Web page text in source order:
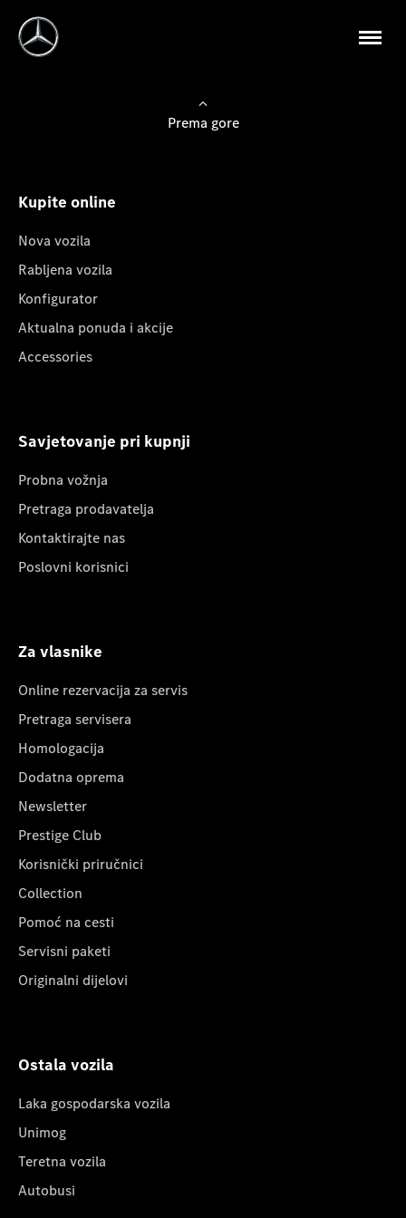
Prema gore
Kupite online
Nova vozila
Rabljena vozila
Konfigurator
Aktualna ponuda i akcije
Accessories
Savjetovanje pri kupnji
Probna vožnja
Pretraga prodavatelja
Kontaktirajte nas
Poslovni korisnici
Za vlasnike
Online rezervacija za servis
Pretraga servisera
Homologacija
Dodatna oprema
Newsletter
Prestige Club
Korisnički priručnici
Collection
Pomoć na cesti
Servisni paketi
Originalni dijelovi
Ostala vozila
Laka gospodarska vozila
Unimog
Teretna vozila
Autobusi